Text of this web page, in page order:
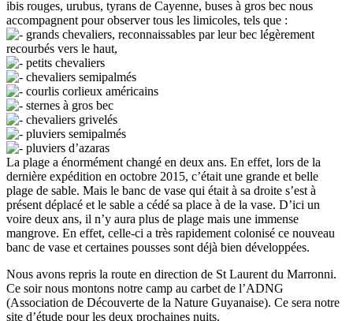
ibis rouges, urubus, tyrans de Cayenne, buses à gros bec nous
accompagnent pour observer tous les limicoles, tels que :
grands chevaliers, reconnaissables par leur bec légèrement
recourbés vers le haut,
petits chevaliers
chevaliers semipalmés
courlis corlieux américains
sternes à gros bec
chevaliers grivelés
pluviers semipalmés
pluviers d’azaras
La plage a énormément changé en deux ans. En effet, lors de la
dernière expédition en octobre 2015, c’était une grande et belle
plage de sable. Mais le banc de vase qui était à sa droite s’est à
présent déplacé et le sable a cédé sa place à de la vase. D’ici un
voire deux ans, il n’y aura plus de plage mais une immense
mangrove. En effet, celle-ci a très rapidement colonisé ce nouveau
banc de vase et certaines pousses sont déjà bien développées.
Nous avons repris la route en direction de St Laurent du Marronni.
Ce soir nous montons notre camp au carbet de l’ADNG
(Association de Découverte de la Nature Guyanaise). Ce sera notre
site d’étude pour les deux prochaines nuits.